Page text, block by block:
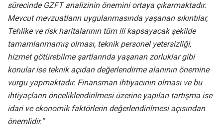
sürecinde GZFT analizinin önemini ortaya çıkarmaktadır.
Mevcut mevzuatların uygulanmasında yaşanan sıkıntılar,
Tehlike ve risk haritalarının tüm ili kapsayacak şekilde
tamamlanmamış olması, teknik personel yetersizliği,
hizmet götürebilme şartlarında yaşanan zorluklar gibi
konular ise teknik açıdan değerlendirme alanının önemine
vurgu yapmaktadır. Finansman ihtiyacının olması ve bu
ihtiyaçların önceliklendirilmesi üzerine yapılan tartışma ise
idari ve ekonomik faktörlerin değerlendirilmesi açısından
önemlidir.”